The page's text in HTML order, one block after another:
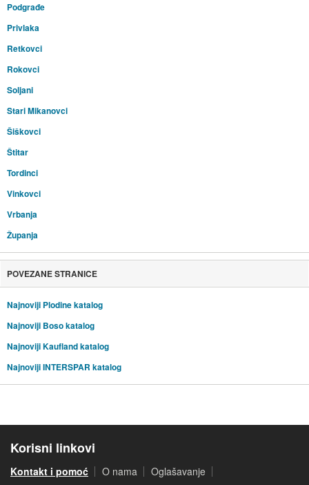
Podgrađe
Privlaka
Retkovci
Rokovci
Soljani
Stari Mikanovci
Šiškovci
Štitar
Tordinci
Vinkovci
Vrbanja
Županja
POVEZANE STRANICE
Najnoviji Plodine katalog
Najnoviji Boso katalog
Najnoviji Kaufland katalog
Najnoviji INTERSPAR katalog
Korisni linkovi
Kontakt i pomoć O nama
Oglašavanje